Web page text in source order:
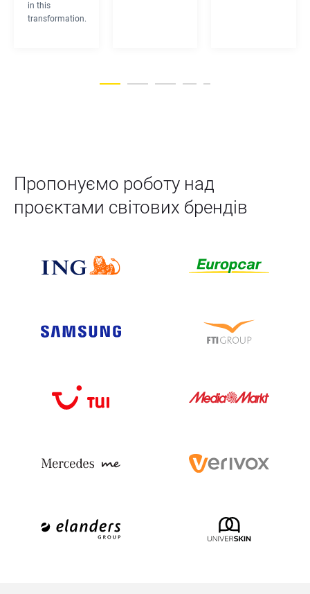
in this
transformation.
Пропонуємо роботу над
проєктами світових брендів